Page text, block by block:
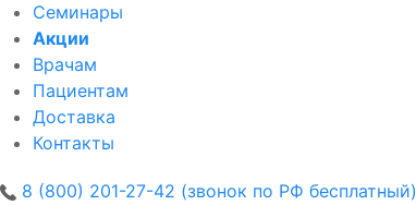
Семинары
Акции
Врачам
Пациентам
Доставка
Контакты
8 (800) 201-27-42 (звонок по РФ бесплатный)